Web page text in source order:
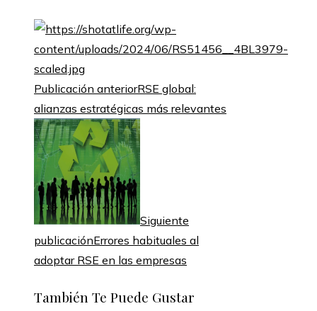
Publicación anteriorRSE global:
alianzas estratégicas más relevantes
Siguiente
publicaciónErrores habituales al
adoptar RSE en las empresas
También Te Puede Gustar